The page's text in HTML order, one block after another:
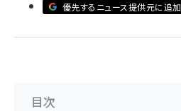
優先するニュース提供元に追加
目次